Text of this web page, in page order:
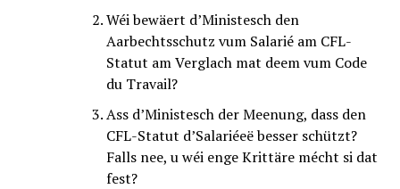
Wéi bewäert d’Ministesch den
Aarbechtsschutz vum Salarié am CFL-
Statut am Verglach mat deem vum Code
du Travail?
Ass d’Ministesch der Meenung, dass den
CFL-Statut d’Salariéeë besser schützt?
Falls nee, u wéi enge Krittäre mécht si dat
fest?